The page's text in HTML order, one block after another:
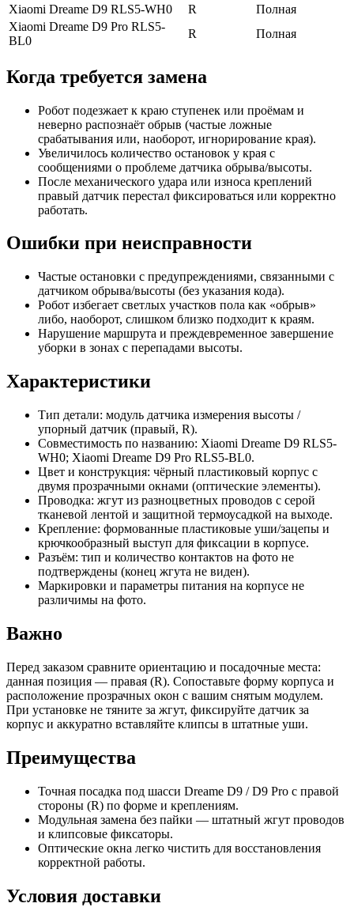
Xiaomi Dreame D9 RLS5-WH0 R
Полная
Xiaomi Dreame D9 Pro RLS5-
BL0
R Полная
Когда требуется замена
Робот подезжает к краю ступенек или проёмам и
неверно распознаёт обрыв (частые ложные
срабатывания или, наоборот, игнорирование края).
Увеличилось количество остановок у края с
сообщениями о проблеме датчика обрыва/высоты.
После механического удара или износа креплений
правый датчик перестал фиксироваться или корректно
работать.
Ошибки при неисправности
Частые остановки с предупреждениями, связанными с
датчиком обрыва/высоты (без указания кода).
Робот избегает светлых участков пола как «обрыв»
либо, наоборот, слишком близко подходит к краям.
Нарушение маршрута и преждевременное завершение
уборки в зонах с перепадами высоты.
Характеристики
Тип детали: модуль датчика измерения высоты /
упорный датчик (правый, R).
Совместимость по названию: Xiaomi Dreame D9 RLS5-
WH0; Xiaomi Dreame D9 Pro RLS5-BL0.
Цвет и конструкция: чёрный пластиковый корпус с
двумя прозрачными окнами (оптические элементы).
Проводка: жгут из разноцветных проводов с серой
тканевой лентой и защитной термоусадкой на выходе.
Крепление: формованные пластиковые уши/зацепы и
крючкообразный выступ для фиксации в корпусе.
Разъём: тип и количество контактов на фото не
подтверждены (конец жгута не виден).
Маркировки и параметры питания на корпусе не
различимы на фото.
Важно
Перед заказом сравните ориентацию и посадочные места:
данная позиция — правая (R). Сопоставьте форму корпуса и
расположение прозрачных окон с вашим снятым модулем.
При установке не тяните за жгут, фиксируйте датчик за
корпус и аккуратно вставляйте клипсы в штатные уши.
Преимущества
Точная посадка под шасси Dreame D9 / D9 Pro с правой
стороны (R) по форме и креплениям.
Модульная замена без пайки — штатный жгут проводов
и клипсовые фиксаторы.
Оптические окна легко чистить для восстановления
корректной работы.
Условия доставки